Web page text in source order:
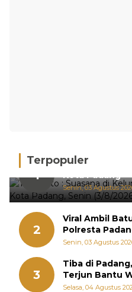
Terpopuler
1
Hujan Deras,
Kota Padang
Senin, 03 Agustus
2
Viral Ambil
Polresta
Sebenarnya
Senin, 03 Agustus
3
Tiba di
Terjun Bantu
Selasa, 04 Agustus